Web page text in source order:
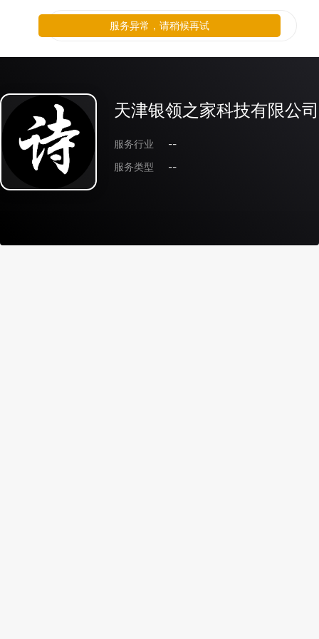
天津银领之家科技有限公司
服务行业
--
服务类型
--
服务异常，请稍候再试